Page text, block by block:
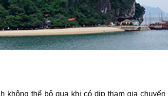
không thể bỏ qua khi có dịp tham gia